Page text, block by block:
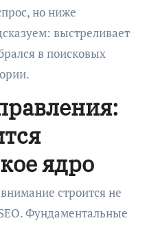
но ниже
выстреливает
в поисковых
ядро
строится не
Фундаментальные